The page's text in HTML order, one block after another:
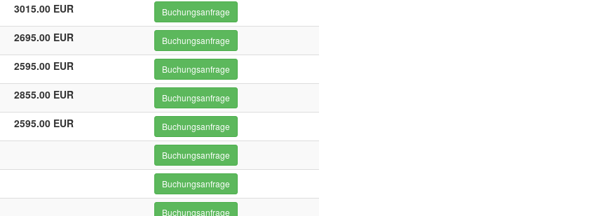
3015.00 EUR Buchungsanfrage
2695.00 EUR Buchungsanfrage
2595.00 EUR Buchungsanfrage
2855.00 EUR Buchungsanfrage
2595.00 EUR Buchungsanfrage
Buchungsanfrage
Buchungsanfrage
Buchungsanfrage